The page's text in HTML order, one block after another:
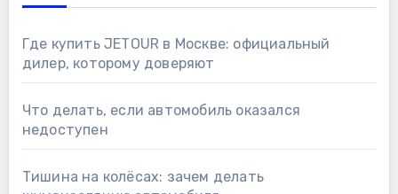
Где купить JETOUR в Москве: официальный
дилер, которому доверяют
Что делать, если автомобиль оказался
недоступен
Тишина на колёсах: зачем делать